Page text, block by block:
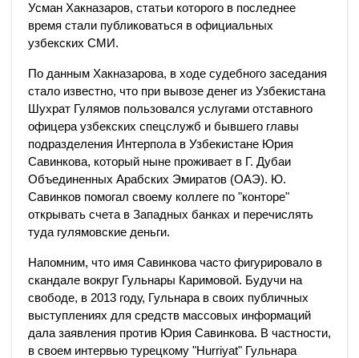
Усман Хакназаров, статьи которого в последнее
время стали публиковаться в официальных
узбекских СМИ.
По данным Хакназарова, в ходе судебного заседания
стало известно, что при вывозе денег из Узбекистана
Шухрат Гулямов пользовался услугами отставного
офицера узбекских спецслужб и бывшего главы
подразделения Интерпола в Узбекистане Юрия
Савинкова, который ныне проживает в Г. Дубаи
Объединенных Арабских Эмиратов (ОАЭ). Ю.
Савинков помогал своему коллеге по "конторе"
открывать счета в Западных банках и перечислять
туда гулямовские деньги.
Напомним, что имя Савинкова часто фигурировало в
скандале вокруг Гульнары Каримовой. Будучи на
свободе, в 2013 году, Гульнара в своих публичных
выступлениях для средств массовых информаций
дала заявления против Юрия Савинкова. В частности,
в своем интервью турецкому "Hurriyat" Гульнара